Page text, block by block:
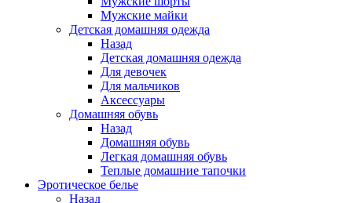
Мужские майки
Детская домашняя одежда
Назад
Детская домашняя одежда
Для девочек
Для мальчиков
Аксессуары
Домашняя обувь
Назад
Домашняя обувь
Легкая домашняя обувь
Теплые домашние тапочки
Эротическое белье
Назад